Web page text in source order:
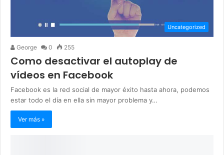
Uncategorized
George 0 255
Como desactivar el autoplay de
vídeos en Facebook
Facebook es la red social de mayor éxito hasta ahora, podemos
estar todo el día en ella sin mayor problema y…
Ver más »